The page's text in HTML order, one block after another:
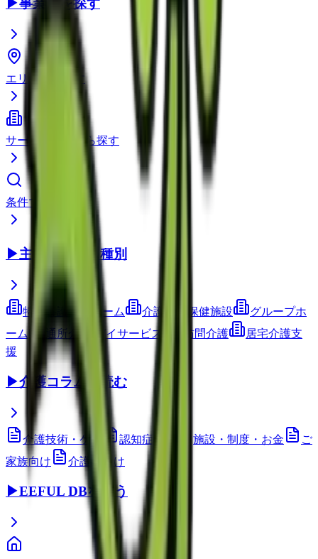
▶事業所を探す
エリアから探す
サービス種別から探す
条件で検索
▶主要サービス種別
特別養護老人ホーム 介護老人保健施設
グループホ
ーム
通所介護(デイサービス) 訪問介護
居宅介護支
援
▶介護コラムを読む
介護技術・ケア 認知症ケア 施設・制度・お金
ご
家族向け
介護職向け
▶EEFUL DBを使う